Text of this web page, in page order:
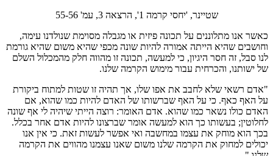
שטיינר, 'יחסי קרמה 1', הרצאה 3, עמ' 55-56
כאשר אנו מתלוננים על תכונה פיזית או מגבלה מסוימת שנולדנו עימה,
וחושבים שהיא הייתה אמורה להיות שונה מכפי שהיא משום שהיא גורמת
לנו סבל, זה חסר היגיון, כי למעשה, תכונה זו מהווה חלק מהמכלול השלם
של ישותנו, והכרחית עבור מימוש הקרמה שלנו.
"אדם רשאי שלא לחבב את אפו שלו, אך תהיה זו שטות למתוח ביקורת
על האף כאף. כי על האף שברשותו של האדם להיות כמו שהוא, אם
האדם כולו נשאר כמו שהוא. אדם האומר: רוצה הייתי שיהיה לי אף שונה
לחלוטין; בעשותו כך הוא למעשה אומר שברצונו להיות אדם אחר בכלל.
בכך הוא מוחק את עצמו במחשבה ואי אפשר לעשות זאת. כי אין אנו
יכולים למחוק את הקרמה שלנו משום שאנו עצמנו מהווים את הקרמה